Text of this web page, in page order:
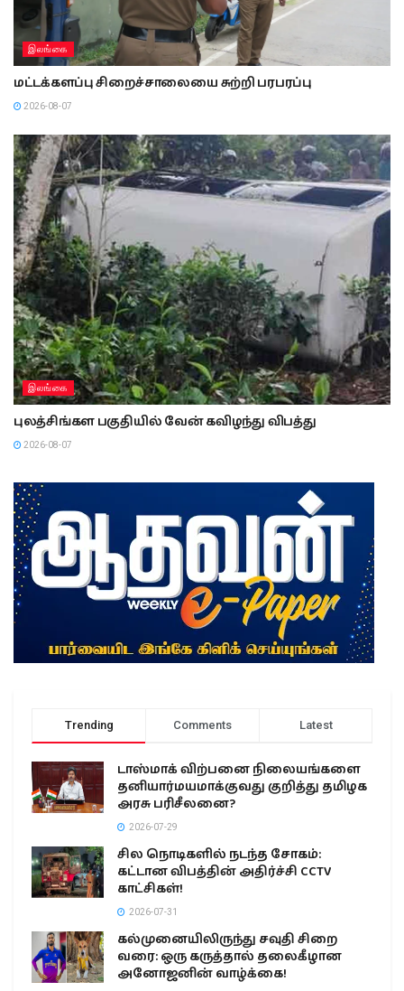
இலங்கை
மட்டக்களப்பு சிறைச்சாலையை சுற்றி பரபரப்பு
2026-08-07
இலங்கை
புலத்சிங்கள பகுதியில் வேன் கவிழந்து விபத்து
2026-08-07
Trending Comments Latest
டாஸ்மாக் விற்பனை நிலையங்களை
தனியார்மயமாக்குவது குறித்து தமிழக
அரசு பரிசீலனை?
2026-07-29
சில நொடிகளில் நடந்த சோகம்:
கட்டான விபத்தின் அதிர்ச்சி CCTV
காட்சிகள்!
2026-07-31
கல்முனையிலிருந்து சவுதி சிறை
வரை: ஒரு கருத்தால் தலைகீழான
அனோஜனின் வாழ்க்கை!